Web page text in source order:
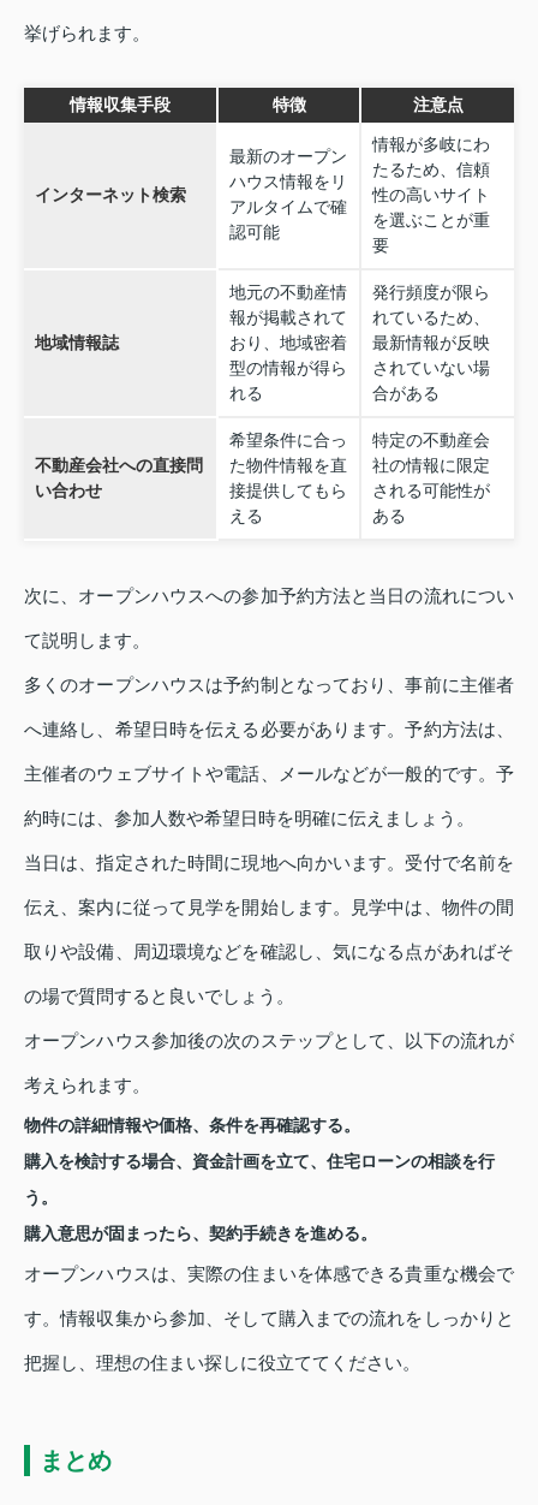
挙げられます。
情報収集手段 特徴 注意点
インターネット検索
最新のオープン
ハウス情報をリ
アルタイムで確
認可能
情報が多岐にわ
たるため、信頼
性の高いサイト
を選ぶことが重
要
地域情報誌
地元の不動産情
報が掲載されて
おり、地域密着
型の情報が得ら
れる
発行頻度が限ら
れているため、
最新情報が反映
されていない場
合がある
不動産会社への直接問
い合わせ
希望条件に合っ
た物件情報を直
接提供してもら
える
特定の不動産会
社の情報に限定
される可能性が
ある
次に、オープンハウスへの参加予約方法と当日の流れについ
て説明します。
多くのオープンハウスは予約制となっており、事前に主催者
へ連絡し、希望日時を伝える必要があります。予約方法は、
主催者のウェブサイトや電話、メールなどが一般的です。予
約時には、参加人数や希望日時を明確に伝えましょう。
当日は、指定された時間に現地へ向かいます。受付で名前を
伝え、案内に従って見学を開始します。見学中は、物件の間
取りや設備、周辺環境などを確認し、気になる点があればそ
の場で質問すると良いでしょう。
オープンハウス参加後の次のステップとして、以下の流れが
考えられます。
物件の詳細情報や価格、条件を再確認する。
購入を検討する場合、資金計画を立て、住宅ローンの相談を行
う。
購入意思が固まったら、契約手続きを進める。
オープンハウスは、実際の住まいを体感できる貴重な機会で
す。情報収集から参加、そして購入までの流れをしっかりと
把握し、理想の住まい探しに役立ててください。
まとめ